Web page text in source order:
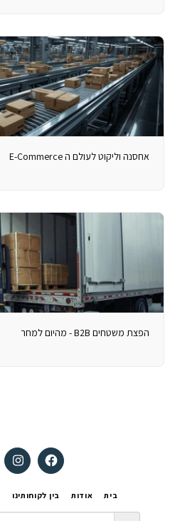
אחסנה וליקוט לעולם ה E-Commerce
הפצת משטחים B2B - מהיום למחר
בית אודות בין לקוחותינו